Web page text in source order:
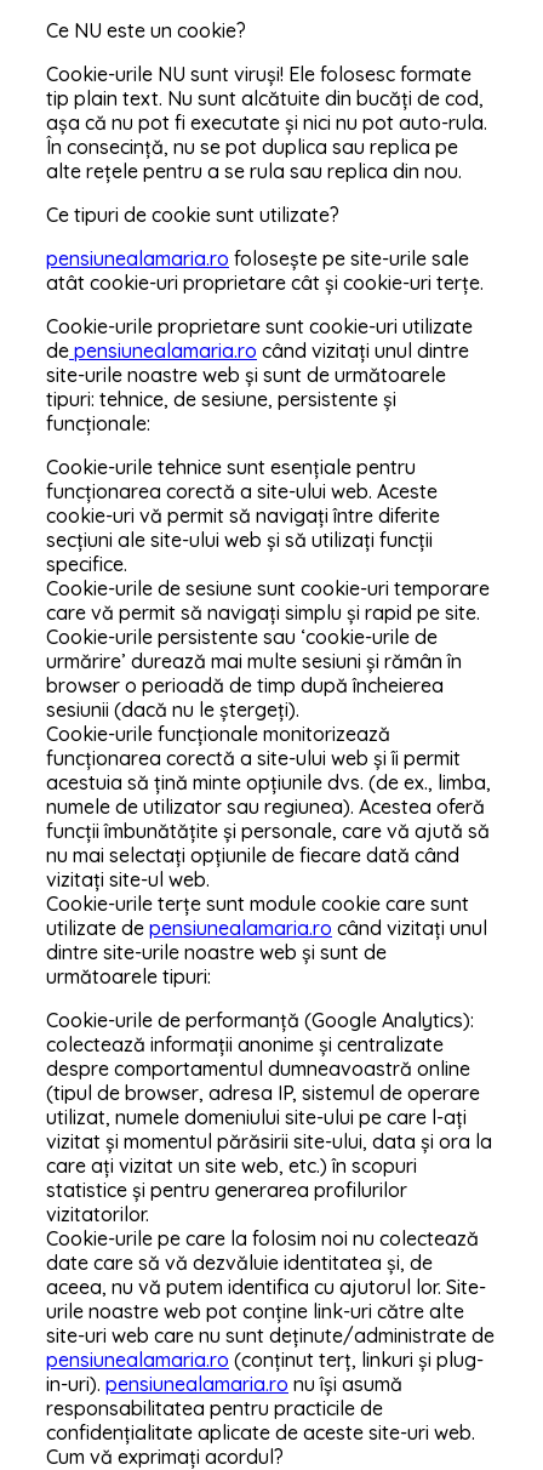
Ce NU este un cookie?
Cookie-urile NU sunt viruși! Ele folosesc formate
tip plain text. Nu sunt alcătuite din bucăți de cod,
așa că nu pot fi executate și nici nu pot auto-rula.
În consecință, nu se pot duplica sau replica pe
alte rețele pentru a se rula sau replica din nou.
Ce tipuri de cookie sunt utilizate?
pensiunealamaria.ro folosește pe site-urile sale
atât cookie-uri proprietare cât și cookie-uri terțe.
Cookie-urile proprietare sunt cookie-uri utilizate
de pensiunealamaria.ro când vizitați unul dintre
site-urile noastre web și sunt de următoarele
tipuri: tehnice, de sesiune, persistente și
funcționale:
Cookie-urile tehnice sunt esențiale pentru
funcționarea corectă a site-ului web. Aceste
cookie-uri vă permit să navigați între diferite
secțiuni ale site-ului web și să utilizați funcții
specifice.
Cookie-urile de sesiune sunt cookie-uri temporare
care vă permit să navigați simplu și rapid pe site.
Cookie-urile persistente sau ‘cookie-urile de
urmărire’ durează mai multe sesiuni și rămân în
browser o perioadă de timp după încheierea
sesiunii (dacă nu le ștergeți).
Cookie-urile funcționale monitorizează
funcționarea corectă a site-ului web și îi permit
acestuia să țină minte opțiunile dvs. (de ex., limba,
numele de utilizator sau regiunea). Acestea oferă
funcții îmbunătățite și personale, care vă ajută să
nu mai selectați opțiunile de fiecare dată când
vizitați site-ul web.
Cookie-urile terțe sunt module cookie care sunt
utilizate de pensiunealamaria.ro când vizitați unul
dintre site-urile noastre web și sunt de
următoarele tipuri:
Cookie-urile de performanță (Google Analytics):
colectează informații anonime și centralizate
despre comportamentul dumneavoastră online
(tipul de browser, adresa IP, sistemul de operare
utilizat, numele domeniului site-ului pe care l-ați
vizitat și momentul părăsirii site-ului, data și ora la
care ați vizitat un site web, etc.) în scopuri
statistice și pentru generarea profilurilor
vizitatorilor.
Cookie-urile pe care la folosim noi nu colectează
date care să vă dezvăluie identitatea și, de
aceea, nu vă putem identifica cu ajutorul lor. Site-
urile noastre web pot conține link-uri către alte
site-uri web care nu sunt deținute/administrate de
pensiunealamaria.ro (conținut terț, linkuri și plug-
in-uri). pensiunealamaria.ro nu își asumă
responsabilitatea pentru practicile de
confidențialitate aplicate de aceste site-uri web.
Cum vă exprimați acordul?